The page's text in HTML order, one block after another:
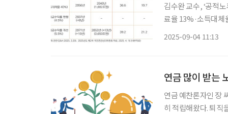
김수완 교수, ‘공적
료율 13%·소득대체율
2025-09-04 11:13
연금 많이 받는
연금 예찬론자인 장
히 적립해왔다. 퇴직